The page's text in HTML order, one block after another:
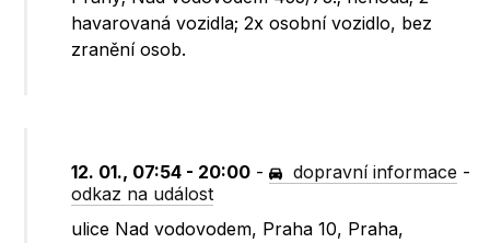
havarovaná vozidla; 2x osobní vozidlo, bez
zranění osob.
12. 01., 07:54 - 20:00 - dopravní informace -
odkaz na událost
ulice Nad vodovodem, Praha 10, Praha,